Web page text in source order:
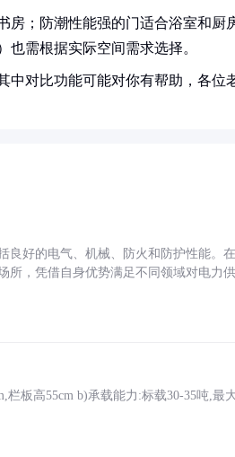
房；防潮性能强的门适合浴室和厨
需根据实际空间需求选择。
对比功能可能对你有帮助，各位
良好的电气、机械、防火和防护性能。
所，凭借自身优势满足不同领域对电力
栏板高55cm b)承载能力:标载30-35吨,最